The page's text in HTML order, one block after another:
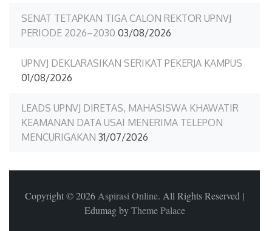
SENAT TETAPKAN TIGA CALON REKTOR UPNVJ
PERIODE 2026–2030 03/08/2026
UPNVJ DEKLARASIKAN SERIKAT PEKERJA KAMPUS
01/08/2026
LEADS UPNVJ DIRETAS, MAHASISWA KHAWATIR
KEAMANAN DATA USAI MENERIMA TELEPON
MENCURIGAKAN 31/07/2026
Copyright © 2026Aspirasi Online. All Rights Reserved |
Edumag byTheme Palace